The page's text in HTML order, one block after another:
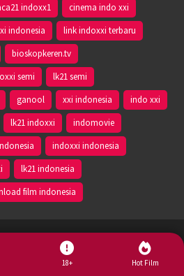
indoxx1
cinema indo xxi
indonesia
link indoxxi terbaru
bioskopkeren.tv
semi
lk21 semi
ganool xxi indonesia
indo xxi
lk21 indoxxi
indomovie
indoxxi indonesia
lk21 indonesia
film indonesia
18+ Hot Film